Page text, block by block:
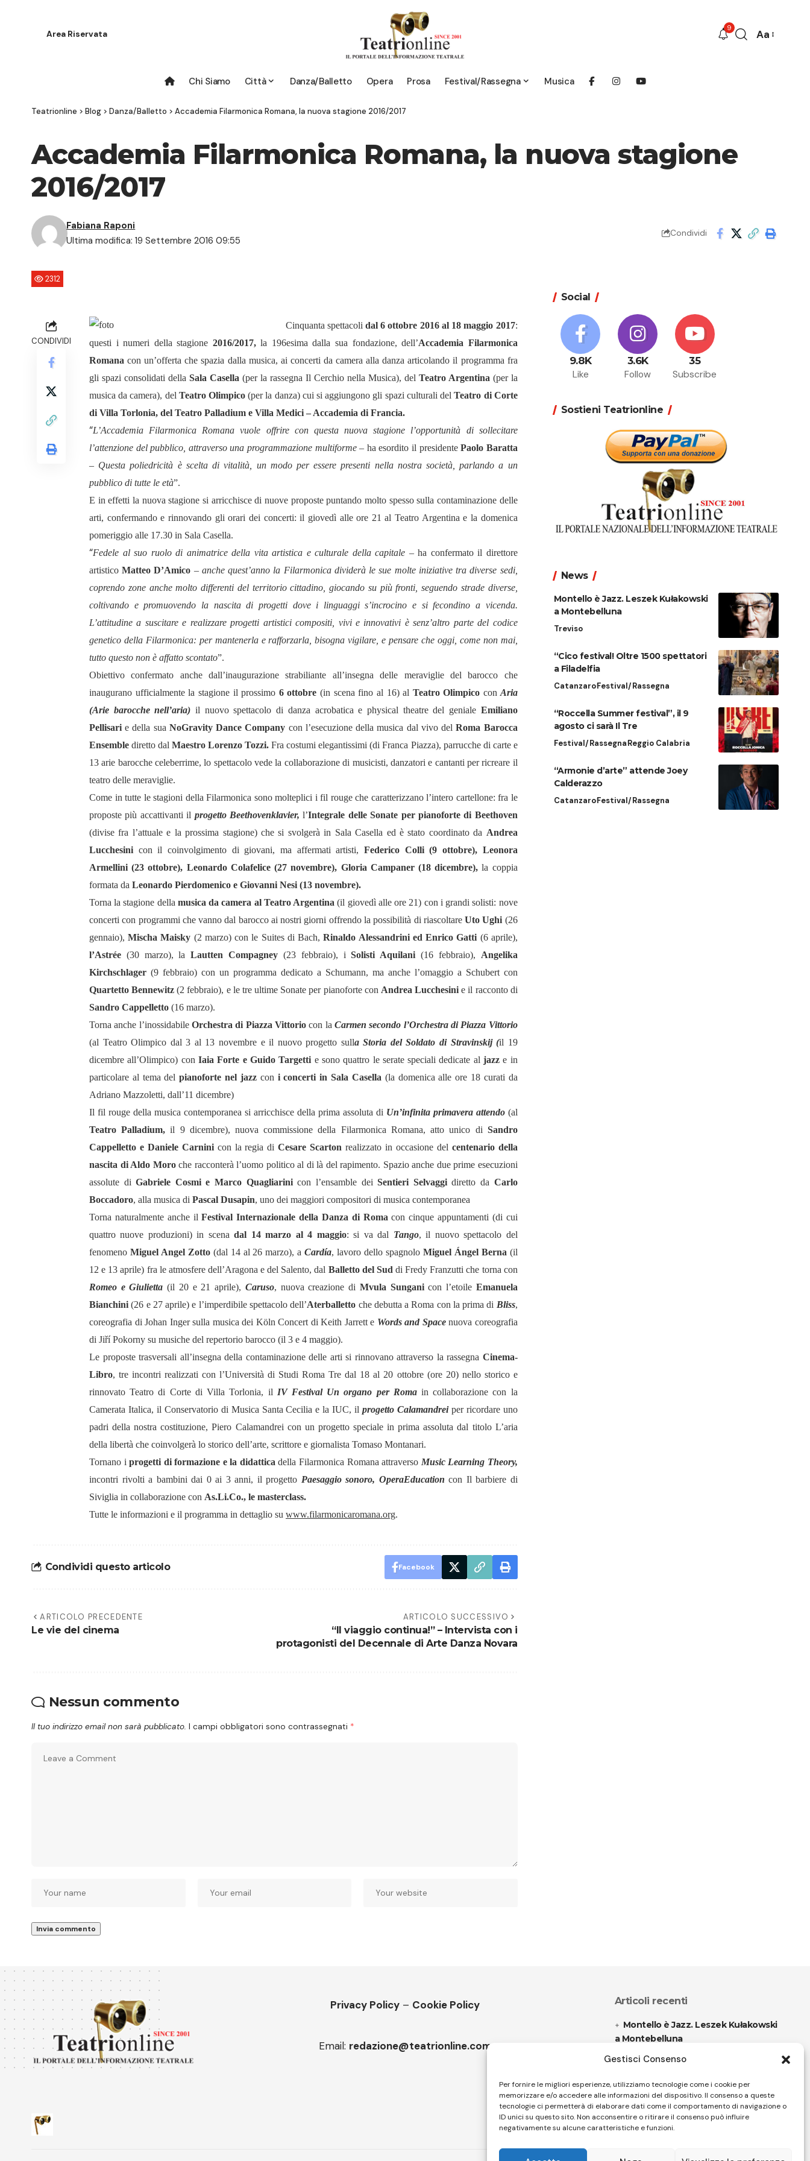
Gestisci Consenso
Per fornire le migliori esperienze, utilizziamo tecnologie come i cookie per
memorizzare e/o accedere alle informazioni del dispositivo. Il consenso a queste
tecnologie ci permetterà di elaborare dati come il comportamento di navigazione o
ID unici su questo sito. Non acconsentire o ritirare il consenso può influire
negativamente su alcune caratteristiche e funzioni.
Area Riservata
9
Font
Aa
Chi Siamo Città Danza/Balletto Opera Prosa Festival/Rassegna Musica
Teatrionline > Blog > Danza/Balletto > Accademia Filarmonica Romana, la nuova stagione 2016/2017
Accademia Filarmonica Romana, la nuova stagione
2016/2017
Ultima modifica: 19 Settembre 2016 09:55
Fabiana Raponi
Condividi
2312
CONDIVIDI
Cinquanta spettacoli dal 6 ottobre 2016 al 18 maggio 2017:
questi i numeri della stagione 2016/2017,la 196esima dalla sua fondazione, dell’Accademia Filarmonica
Romana con un’offerta che spazia dalla musica, ai concerti da camera alla danza articolando il programma fra
gli spazi consolidati della Sala Casella (per la rassegna Il Cerchio nella Musica), del Teatro Argentina (per la
musica da camera), del Teatro Olimpico (per la danza) cui si aggiungono gli spazi culturali delTeatro di Corte
di Villa Torlonia, del Teatro Palladium e Villa Medici – Accademia di Francia.
“L’Accademia Filarmonica Romana vuole offrire con questa nuova stagione l’opportunità di sollecitare
l’attenzione del pubblico, attraverso una programmazione multiforme– ha esordito il presidentePaolo Baratta
– Questa poliedricità è scelta di vitalità, un modo per essere presenti nella nostra società, parlando a un
pubblico di tutte le età”.
E in effetti la nuova stagione si arricchisce di nuove proposte puntando molto spesso sulla contaminazione delle
arti, confermando e rinnovando gli orari dei concerti: il giovedì alle ore 21 al Teatro Argentina e la domenica
pomeriggio alle 17.30 in Sala Casella.
“Fedele al suo ruolo di animatrice della vita artistica e culturale della capitale – ha confermato il direttore
artisticoMatteo D’Amico – anche quest’anno la Filarmonica dividerà le sue molte iniziative tra diverse sedi,
coprendo zone anche molto differenti del territorio cittadino, giocando su più fronti, seguendo strade diverse,
coltivando e promuovendo la nascita di progetti dove i linguaggi s’incrocino e si fecondino a vicenda.
L’attitudine a suscitare e realizzare progetti artistici compositi, vivi e innovativi è senz’altro parte del codice
genetico della Filarmonica: per mantenerla e rafforzarla, bisogna vigilare, e pensare che oggi, come non mai,
tutto questo non è affatto scontato”.
Obiettivo confermato anche dall’inaugurazione strabiliante all’insegna delle meraviglie del barocco che
inaugurano ufficialmente la stagione il prossimo 6 ottobre (in scena fino al 16) al Teatro Olimpico con Aria
(Arie barocche nell’aria) il nuovo spettacolo di danza acrobatica e physical theatre del geniale Emiliano
Pellisari e della sua NoGravity Dance Company con l’esecuzione della musica dal vivo delRoma Barocca
Ensemblediretto dal Maestro Lorenzo Tozzi. Fra costumi elegantissimi (di Franca Piazza), parrucche di carte e
13 arie barocche celeberrime, lo spettacolo vede la collaborazione di musicisti, danzatori e cantanti per ricreare il
teatro delle meraviglie.
Come in tutte le stagioni della Filarmonica sono molteplici i fil rouge che caratterizzano l’intero cartellone: fra le
proposte più accattivanti il progetto Beethovenklavier, l’Integrale delle Sonate per pianoforte di Beethoven
(divise fra l’attuale e la prossima stagione) che si svolgerà in Sala Casella ed è stato coordinato da Andrea
Lucchesini con il coinvolgimento di giovani, ma affermati artisti,Federico Colli (9 ottobre), Leonora
Armellini (23 ottobre), Leonardo Colafelice (27 novembre), Gloria Campaner (18 dicembre), la coppia
formata da Leonardo Pierdomenico e Giovanni Nesi (13 novembre).
Torna la stagione della musica da camera al Teatro Argentina (il giovedì alle ore 21) con i grandi solisti: nove
concerti con programmi che vanno dal barocco ai nostri giorni offrendo la possibilità di riascoltareUto Ughi (26
gennaio),Mischa Maisky (2 marzo) con le Suites di Bach,Rinaldo Alessandrini ed Enrico Gatti (6 aprile),
l’Astrée (30 marzo), laLautten Compagney (23 febbraio), iSolisti Aquilani(16 febbraio), Angelika
Kirchschlager (9 febbraio) con un programma dedicato a Schumann, ma anche l’omaggio a Schubert con
Quartetto Bennewitz (2 febbraio), e le tre ultime Sonate per pianoforte con Andrea Lucchesini e il racconto di
Sandro Cappelletto (16 marzo).
Torna anche l’inossidabileOrchestra di Piazza Vittorio con laCarmen secondo l’Orchestra di Piazza Vittorio
(al Teatro Olimpico dal 3 al 13 novembre e il nuovo progetto sulla Storia del Soldato di Stravinskij (il 19
dicembre all’Olimpico) con Iaia Forte e Guido Targetti e sono quattro le serate speciali dedicate aljazz e in
particolare al tema del pianoforte nel jazz con i concerti in Sala Casella (la domenica alle ore 18 curati da
Adriano Mazzoletti, dall’11 dicembre)
Il fil rouge della musica contemporanea si arricchisce della prima assoluta di Un’infinita primavera attendo(al
Teatro Palladium, il 9 dicembre), nuova commissione della Filarmonica Romana, atto unico di Sandro
Cappelletto e Daniele Carnini con la regia diCesare Scarton realizzato in occasione del centenario della
nascita di Aldo Moroche racconterà l’uomo politico al di là del rapimento. Spazio anche due prime esecuzioni
assolute diGabriele Cosmi e Marco Quagliarinicon l’ensamble deiSentieri Selvaggidiretto da Carlo
Boccadoro, alla musica di Pascal Dusapin, uno dei maggiori compositori di musica contemporanea
Torna naturalmente anche il Festival Internazionale della Danza di Roma con cinque appuntamenti (di cui
quattro nuove produzioni) in scenadal 14 marzo al 4 maggio: si va dal Tango, il nuovo spettacolo del
fenomeno Miguel Angel Zotto(dal 14 al 26 marzo), aCardía, lavoro dello spagnolo Miguel Ángel Berna (il
12 e 13 aprile) fra le atmosfere dell’Aragona e del Salento, dal Balletto del Sud di Fredy Franzutti che torna con
Romeo e Giulietta (il 20 e 21 aprile), Caruso, nuova creazione di Mvula Sunganicon l’etoile Emanuela
Bianchini (26 e 27 aprile) e l’imperdibile spettacolo dell’Aterballetto che debutta a Roma con la prima di Bliss,
coreografia di Johan Inger sulla musica dei Köln Concert di Keith Jarrett e Words and Spacenuova coreografia
di Jiří Pokorny su musiche del repertorio barocco (il 3 e 4 maggio).
Le proposte trasversali all’insegna della contaminazione delle arti si rinnovano attraverso la rassegna Cinema-
Libro, tre incontri realizzati con l’Università di Studi Roma Tre dal 18 al 20 ottobre (ore 20) nello storico e
rinnovato Teatro di Corte di Villa Torlonia, il IV Festival Un organo per Romain collaborazione con la
Camerata Italica, il Conservatorio di Musica Santa Cecilia e la IUC, ilprogetto Calamandreiper ricordare uno
padri della nostra costituzione, Piero Calamandrei con un progetto speciale in prima assoluta dal titolo L’aria
della libertà che coinvolgerà lo storico dell’arte, scrittore e giornalista Tomaso Montanari.
Tornano i progetti di formazione e la didattica della Filarmonica Romana attraverso Music Learning Theory,
incontri rivolti a bambini dai 0 ai 3 anni, il progetto Paesaggio sonoro, OperaEducation con Il barbiere di
Siviglia in collaborazione con As.Li.Co., le masterclass.
Tutte le informazioni e il programma in dettaglio su www.filarmonicaromana.org.
Condividi questo articolo Facebook
ARTICOLO PRECEDENTE
Le vie del cinema
ARTICOLO SUCCESSIVO
“Il viaggio continua!” – Intervista con i
protagonisti del Decennale di Arte Danza Novara
Nessun commento
Il tuo indirizzo email non sarà pubblicato. I campi obbligatori sono contrassegnati *
Social
9.8K
Like
3.6K
Follow
35
Subscribe
Sostieni Teatrionline
News
Montello è Jazz. Leszek Kułakowski
a Montebelluna
Treviso
“Cico festival! Oltre 1500 spettatori
a Filadelfia
CatanzaroFestival/Rassegna
“Roccella Summer festival”, il 9
agosto ci sarà Il Tre
Festival/RassegnaReggio Calabria
“Armonie d’arte” attende Joey
Calderazzo
CatanzaroFestival/Rassegna
Privacy Policy – Cookie Policy
Email: redazione@teatrionline.com
Articoli recenti
Montello è Jazz. Leszek Kułakowski
a Montebelluna
“Cico festival! Oltre 1500 spettatori
Follow US